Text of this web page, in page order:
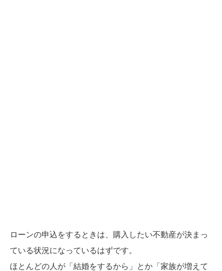
ローンの申込をするときは、購入したい不動産が決まっ
ている状況になっているはずです。
ほとんどの人が「結婚をするから」とか「家族が増えて